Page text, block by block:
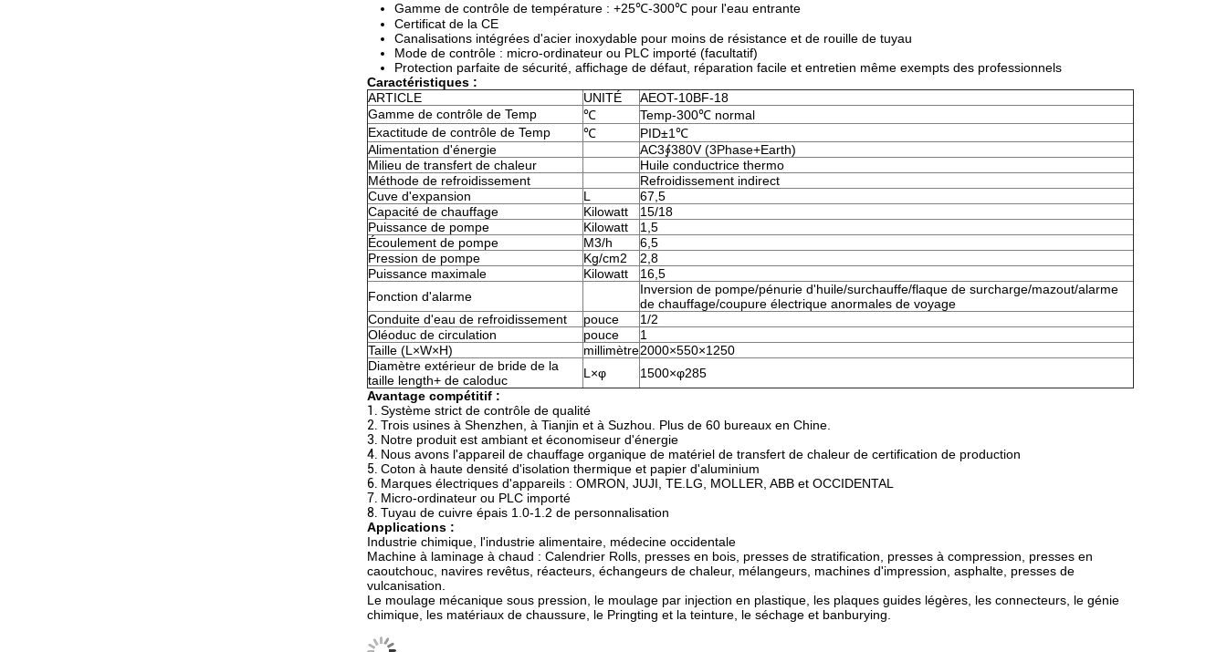
Gamme de contrôle de température : +25℃-300℃ pour l'eau entrante
Certificat de la CE
Canalisations intégrées d'acier inoxydable pour moins de résistance et de rouille de tuyau
Mode de contrôle : micro-ordinateur ou PLC importé (facultatif)
Protection parfaite de sécurité, affichage de défaut, réparation facile et entretien même exempts des professionnels
Caractéristiques :
ARTICLE
UNITÉ
AEOT-10BF-18
Gamme de contrôle de Temp
℃
Temp-300℃ normal
Exactitude de contrôle de Temp
℃
PID±1℃
Alimentation d'énergie
AC3∮380V (3Phase+Earth)
Milieu de transfert de chaleur
Huile conductrice thermo
Méthode de refroidissement
Refroidissement indirect
Cuve d'expansion
L
67,5
Capacité de chauffage
Kilowatt
15/18
Puissance de pompe
Kilowatt
1,5
Écoulement de pompe
M3/h
6,5
Pression de pompe
Kg/cm2
2,8
Puissance maximale
Kilowatt
16,5
Fonction d'alarme
Inversion de pompe/pénurie d'huile/surchauffe/flaque de surcharge/mazout/alarme
de chauffage/coupure électrique anormales de voyage
Conduite d'eau de refroidissement
pouce
1/2
Oléoduc de circulation
pouce
1
Taille (L×W×H)
millimètre2000×550×1250
Diamètre extérieur de bride de la
taille length+ de caloduc
L×φ
1500×φ285
Avantage compétitif :
1. Système strict de contrôle de qualité
2. Trois usines à Shenzhen, à Tianjin et à Suzhou. Plus de 60 bureaux en Chine.
3. Notre produit est ambiant et économiseur d'énergie
4. Nous avons l'appareil de chauffage organique de matériel de transfert de chaleur de certification de production
5. Coton à haute densité d'isolation thermique et papier d'aluminium
6. Marques électriques d'appareils : OMRON, JUJI, TE.LG, MOLLER, ABB et OCCIDENTAL
7. Micro-ordinateur ou PLC importé
8. Tuyau de cuivre épais 1.0-1.2 de personnalisation
Applications :
Industrie chimique, l'industrie alimentaire, médecine occidentale
Machine à laminage à chaud : Calendrier Rolls, presses en bois, presses de stratification, presses à compression, presses en
caoutchouc, navires revêtus, réacteurs, échangeurs de chaleur, mélangeurs, machines d'impression, asphalte, presses de
vulcanisation.
Le moulage mécanique sous pression, le moulage par injection en plastique, les plaques guides légères, les connecteurs, le génie
chimique, les matériaux de chaussure, le Pringting et la teinture, le séchage et banburying.